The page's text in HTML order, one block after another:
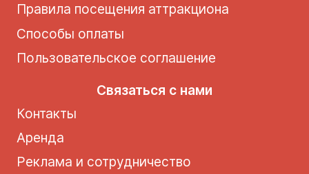
Правила посещения аттракциона
Способы оплаты
Пользовательское соглашение
Связаться с нами
Контакты
Аренда
Реклама и сотрудничество